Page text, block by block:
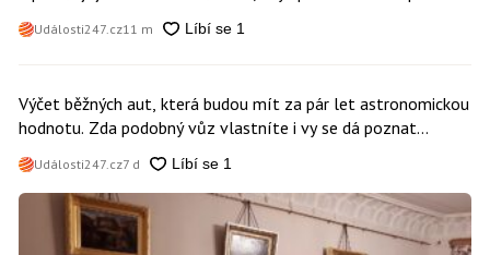
Události247.cz11 m
Výčet běžných aut, která budou mít za pár let astronomickou
hodnotu. Zda podobný vůz vlastníte i vy se dá poznat
Události247.cz7 d